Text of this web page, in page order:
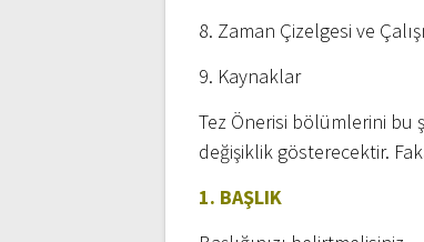
8. Zaman Çizelgesi ve
9. Kaynaklar
Tez Önerisi bölümlerini bu
değişiklik gösterecektir.
1. BAŞLIK